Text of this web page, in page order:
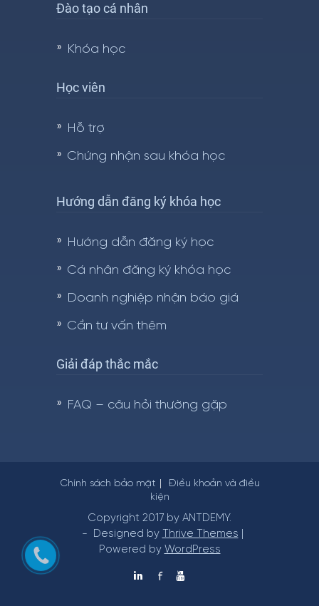
Đào tạo cá nhân
Khóa học
Học viên
Hỗ trợ
Chứng nhận sau khóa học
Hướng dẫn đăng ký khóa học
Hướng dẫn đăng ký học
Cá nhân đăng ký khóa học
Doanh nghiệp nhận báo giá
Cần tư vấn thêm
Giải đáp thắc mắc
FAQ – câu hỏi thường gặp
Chính sách bảo mật
Điều khoản và điều
kiện
Copyright 2017 by ANTDEMY.
- Designed by
Thrive Themes
Powered by WordPress